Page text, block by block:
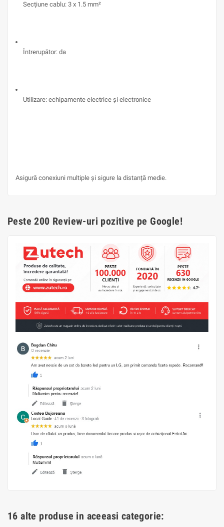
Secțiune cablu: 3 x 1.5 mm²
Întrerupător: da
Utilizare: echipamente electrice și electronice
Asigură conexiuni multiple și sigure la distanță medie.
Peste 200 Review-uri pozitive pe Google!
16 alte produse in aceeasi categorie: